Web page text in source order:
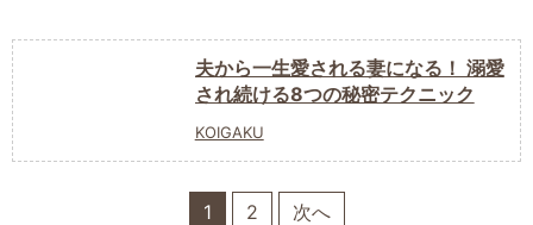
夫から一生愛される妻になる！ 溺愛
され続ける8つの秘密テクニック
KOIGAKU
1 2 次へ